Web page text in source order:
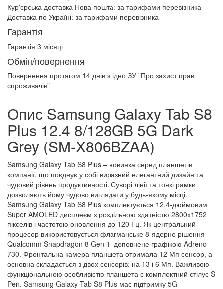
Кур'єрська доставка Нова пошта: за тарифами перевізника
Доставка по Україні: за тарифами перевізника
Гарантія
Гарантія 3 місяці
Обмін/повернення
Повернення протягом 14 днів згідно ЗУ "Про захист прав
спроживачів"
Опис Samsung Galaxy Tab S8
Plus 12.4 8/128GB 5G Dark
Grey (SM-X806BZAA)
Samsung Galaxy Tab S8 Plus – новинка серед планшетів
компанії, що поєднує у собі виразний елегантний дизайн та
чудовий рівень продуктивності. Суворі лінії та тонкі рамки
дозволяють йому чудово виглядати у будь-якому місці.
Samsung Galaxy Tab S8 Plus комплектується 12,4-дюймовим
Super AMOLED дисплеєм з роздільною здатністю 2800х1752
пікселів і частотою оновлення до 120 Гц. Як центральний
процесор використовується флагманське 8-ядерне рішення
Qualcomm Snapdragon 8 Gen 1, доповнене графікою Adreno
730. Фронтальна камера планшета отримала 12 Мп сенсор, а
основна складається з двох сенсорів: на 13 і 6 Мп. Важливою
функціональною особливістю планшета є комплектний стілус S
Pen. Samsung Galaxy Tab S8 Plus має підтримку 5G